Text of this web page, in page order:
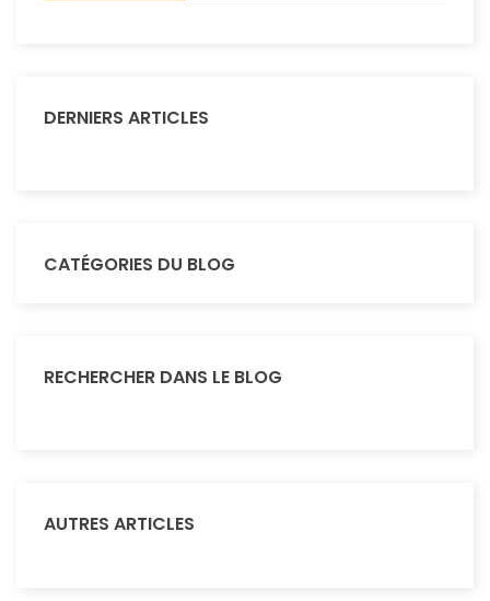
DERNIERS ARTICLES
CATÉGORIES DU BLOG
RECHERCHER DANS LE BLOG
AUTRES ARTICLES